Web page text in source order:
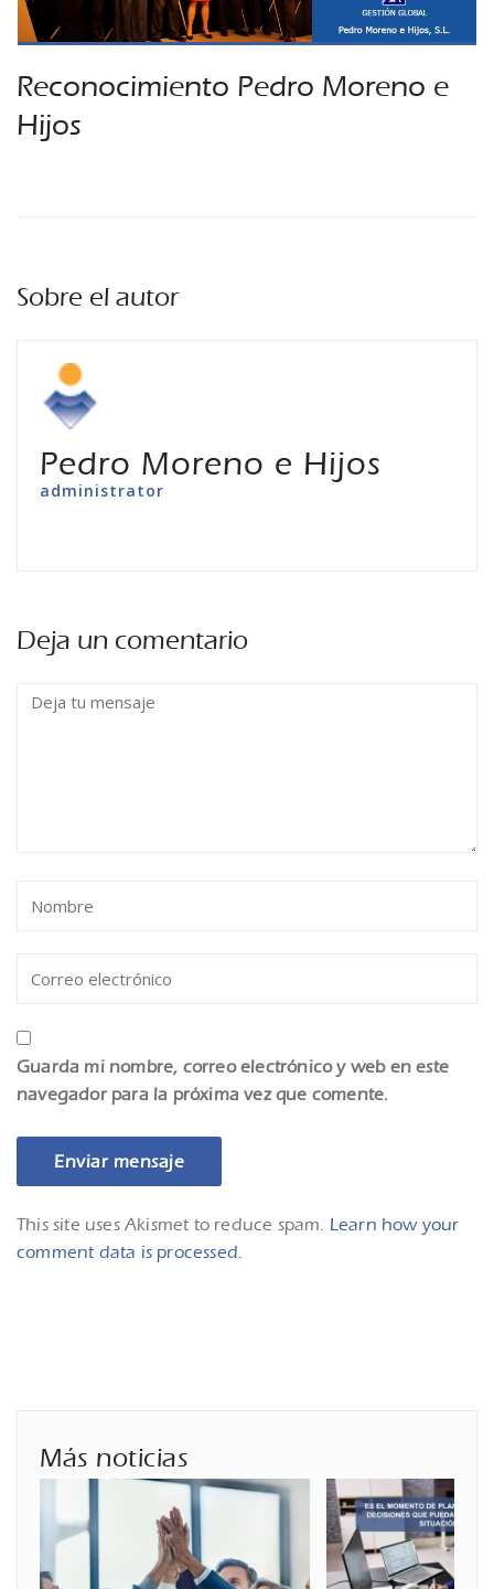
Reconocimiento Pedro Moreno e
Hijos
Sobre el autor
Pedro Moreno e Hijos
administrator
Deja un comentario
Guarda mi nombre, correo electrónico y web en este
navegador para la próxima vez que comente.
This site uses Akismet to reduce spam. Learn how your
comment data is processed.
Más noticias